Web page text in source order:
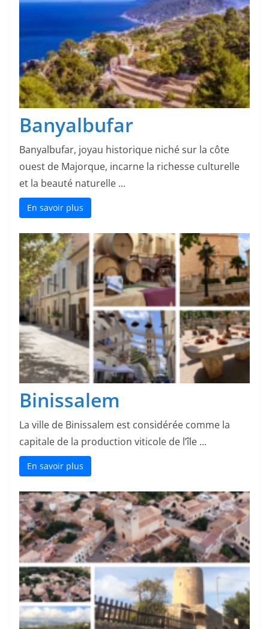
Banyalbufar
Banyalbufar, joyau historique niché sur la côte
ouest de Majorque, incarne la richesse culturelle
et la beauté naturelle ...
En savoir plus
Binissalem
La ville de Binissalem est considérée comme la
capitale de la production viticole de l’île ...
En savoir plus